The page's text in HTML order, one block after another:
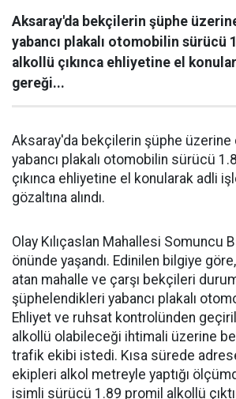
Aksaray'da bekçilerin şüphe
yabancı plakalı otomobilin sürücü
alkollü çıkınca ehliyetine el
gereği...
Aksaray'da bekçilerin şüphe
yabancı plakalı otomobilin sürücü
çıkınca ehliyetine el konularak adli
gözaltına alındı.
Olay Kılıçaslan Mahallesi Somuncu
önünde yaşandı. Edinilen bilgiye
atan mahalle ve çarşı bekçileri
şüphelendikleri yabancı plakalı
Ehliyet ve ruhsat kontrolünden
alkollü olabileceği ihtimali üzerine
trafik ekibi istedi. Kısa sürede
ekipleri alkol metreyle yaptığı
isimli sürücü 1.89 promil alkollü